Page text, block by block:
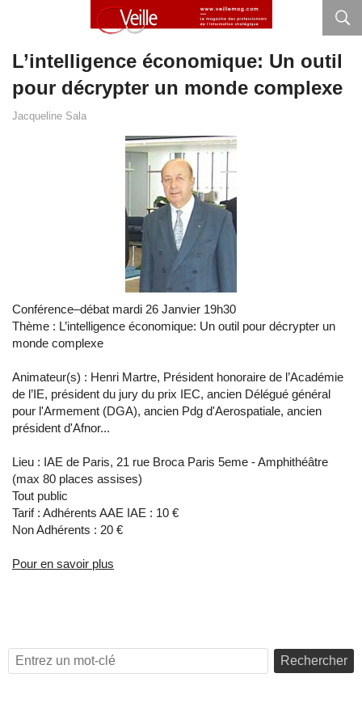
L’intelligence économique: Un outil
pour décrypter un monde complexe
Jacqueline Sala
Conférence–débat mardi 26 Janvier 19h30
Thème : L’intelligence économique: Un outil pour décrypter un
monde complexe
Animateur(s) : Henri Martre, Président honoraire de l’Académie
de l’IE, président du jury du prix IEC, ancien Délégué général
pour l'Armement (DGA), ancien Pdg d'Aerospatiale, ancien
président d'Afnor...
Lieu : IAE de Paris, 21 rue Broca Paris 5eme - Amphithéâtre
(max 80 places assises)
Tout public
Tarif : Adhérents AAE IAE : 10 €
Non Adhérents : 20 €
Pour en savoir plus
Rechercher